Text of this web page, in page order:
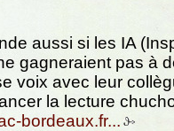
aussi si les IA
gagneraient pas à
voix avec leur
la lecture
bordeaux.fr...